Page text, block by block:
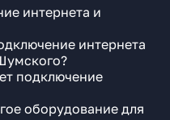
интернета и
интернета
подключение
оборудование для